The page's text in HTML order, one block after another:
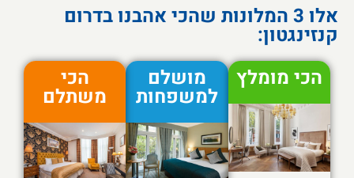
אלו 3 המלונות שהכי אהבנו בדרום
קנזינגטון:
מושלם
למשפחות
הכי מומלץ הכי
משתלם